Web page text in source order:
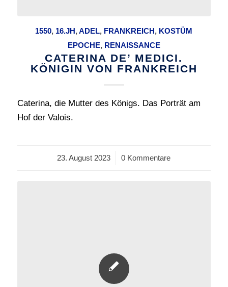
1550, 16.JH,ADEL, FRANKREICH, KOSTÜM
EPOCHE, RENAISSANCE
CATERINA DE’ MEDICI.
KÖNIGIN VON FRANKREICH
Caterina, die Mutter des Königs. Das Porträt am
Hof der Valois.
23. August 2023
/ 0 Kommentare